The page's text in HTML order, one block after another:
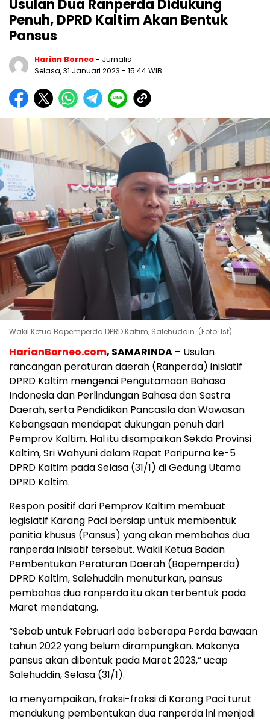
Usulan Dua Ranperda Didukung
Penuh, DPRD Kaltim Akan Bentuk
Pansus
Harian Borneo - Jurnalis
Selasa, 31 Januari 2023 - 15:44 WIB
Wakil Ketua Bapemperda DPRD Kaltim, Salehuddin. (Foto: Ist)
HarianBorneo.com, SAMARINDA – Usulan
rancangan peraturan daerah (Ranperda) inisiatif
DPRD Kaltim mengenai Pengutamaan Bahasa
Indonesia dan Perlindungan Bahasa dan Sastra
Daerah, serta Pendidikan Pancasila dan Wawasan
Kebangsaan mendapat dukungan penuh dari
Pemprov Kaltim. Hal itu disampaikan Sekda Provinsi
Kaltim, Sri Wahyuni dalam Rapat Paripurna ke-5
DPRD Kaltim pada Selasa (31/1) di Gedung Utama
DPRD Kaltim.
Respon positif dari Pemprov Kaltim membuat
legislatif Karang Paci bersiap untuk membentuk
panitia khusus (Pansus) yang akan membahas dua
ranperda inisiatif tersebut. Wakil Ketua Badan
Pembentukan Peraturan Daerah (Bapemperda)
DPRD Kaltim, Salehuddin menuturkan, pansus
pembahas dua ranperda itu akan terbentuk pada
Maret mendatang.
“Sebab untuk Februari ada beberapa Perda bawaan
tahun 2022 yang belum dirampungkan. Makanya
pansus akan dibentuk pada Maret 2023,” ucap
Salehuddin, Selasa (31/1).
Ia menyampaikan, fraksi-fraksi di Karang Paci turut
mendukung pembentukan dua ranperda ini menjadi